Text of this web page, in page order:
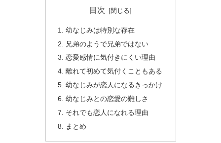
目次
幼なじみは特別な存在
兄弟のようで兄弟ではない
恋愛感情に気付きにくい理由
離れて初めて気付くこともある
幼なじみが恋人になるきっかけ
幼なじみとの恋愛の難しさ
それでも恋人になれる理由
まとめ